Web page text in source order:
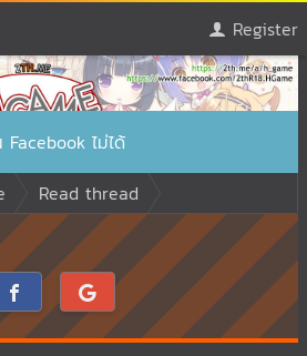
Register
ไม่ได้
Read thread